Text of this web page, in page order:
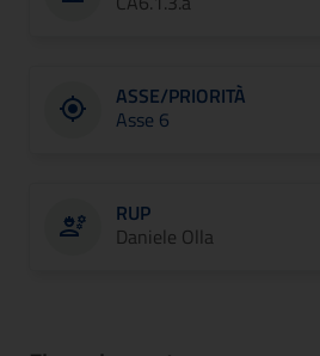
ASSE/PRIORITÀ
Asse 6
RUP
Daniele Olla